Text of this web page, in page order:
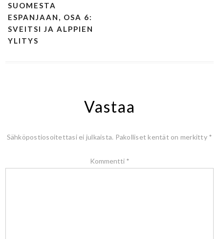
SUOMESTA
ESPANJAAN, OSA 6:
SVEITSI JA ALPPIEN
YLITYS
Vastaa
Sähköpostiosoitettasi ei julkaista. Pakolliset kentät on merkitty *
Kommentti *